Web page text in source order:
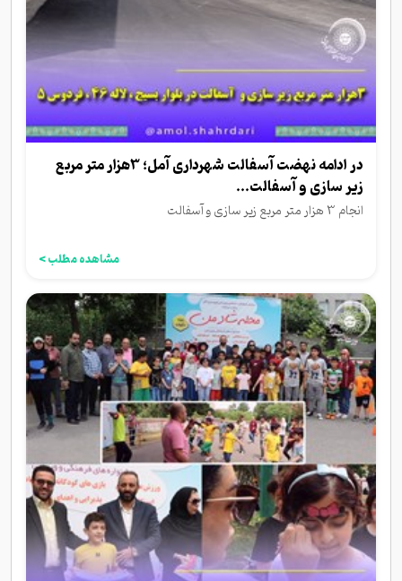
در ادامه نهضت آسفالت شهرداری آمل؛ 3هزار متر مربع
زیر سازی و آسفالت...
انجام 3 هزار متر مربع زیر سازی و آسفالت
مشاهده مطلب >